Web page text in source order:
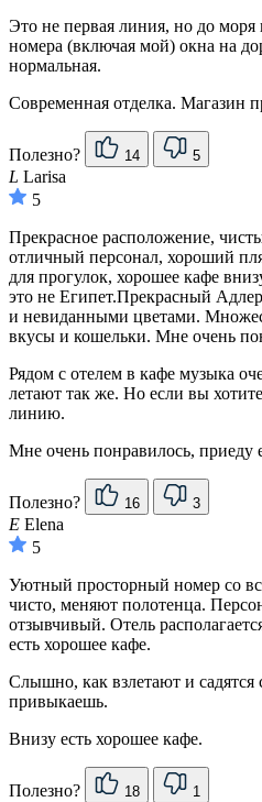
Это не первая линия, но до
номера (включая мой) окна на
нормальная.
Современная отделка. Магазин
Полезно? 14 5
L Larisa
5
Прекрасное расположение,
отличный персонал, хороший
для прогулок, хорошее кафе
это не Египет.Прекрасный
и невиданными цветами.
вкусы и кошельки. Мне очень
Рядом с отелем в кафе музыка
летают так же. Но если вы
линию.
Мне очень понравилось, приеду
Полезно? 16 3
E Elena
5
Уютный просторный номер со
чисто, меняют полотенца.
отзывчивый. Отель
есть хорошее кафе.
Слышно, как взлетают и садятся
привыкаешь.
Внизу есть хорошее кафе.
Полезно? 18 1